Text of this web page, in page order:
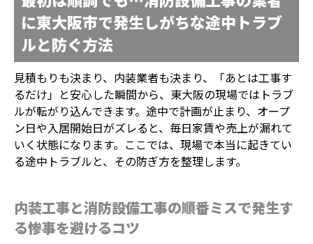
に東大阪市で発生しがちな途中トラブ
ルと防ぐ方法
見積もりも決まり、内装業者も決まり、「あとは工事す
るだけ」と安心した瞬間から、東大阪の現場ではトラブ
ルが転がり込んできます。途中で計画が止まり、オープ
ン日や入居開始日がズレると、毎日家賃や売上が漏れて
いく状態になります。ここでは、現場で本当に起きてい
る途中トラブルと、その防ぎ方を整理します。
内装工事と消防設備工事の順番ミスで発生す
る惨事を避けるコツ